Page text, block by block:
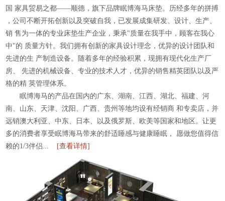
国 家具贸易之都——顺德，旗下品牌眠博海马床垫。历经多年的拼搏
，公司不断开拓创新以及突破自我，已发展成集研发、设计、生产、
销 售为一体的专业床垫生产企业，秉承"质量在我手中，顾客在我心
中"的 质量方针。我们拥有创新的家具设计理念，优异的设计团队和
先进的生 产制造设备。随着多年的经验积累，现拥有现代化生产厂
房、
先进的机械设备、专业的技术人才，优异的销售精英团队以及严
格的精 英管理体系。
眠博海马的产品在国内的广东、湖南、江西、湖北、福建、河
南、山东、天津、沈阳、广西、贵州等地均设有经销商 和专卖店，并
远销澳大利亚、中东、日本、以及俄罗斯、欧美等国家和地区。让更
多的消费者享受眠博海马带来的舒适睡感与健康睡眠，
愿做您值得信
赖的1/3伴侣... [查看详情]